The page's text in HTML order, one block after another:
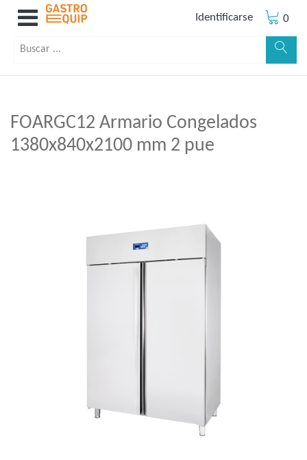
Identificarse 0
FOARGC12 Armario Congelados
1380x840x2100 mm 2 pue